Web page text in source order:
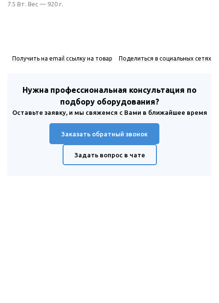
7.5 Вт. Вес — 920 г.
Получить на email ссылку на товар Поделиться в социальных сетях
Нужна профессиональная консультация по
подбору оборудования?
Оставьте заявку, и мы свяжемся с Вами в ближайшее время
Заказать обратный звонок
Задать вопрос в чате